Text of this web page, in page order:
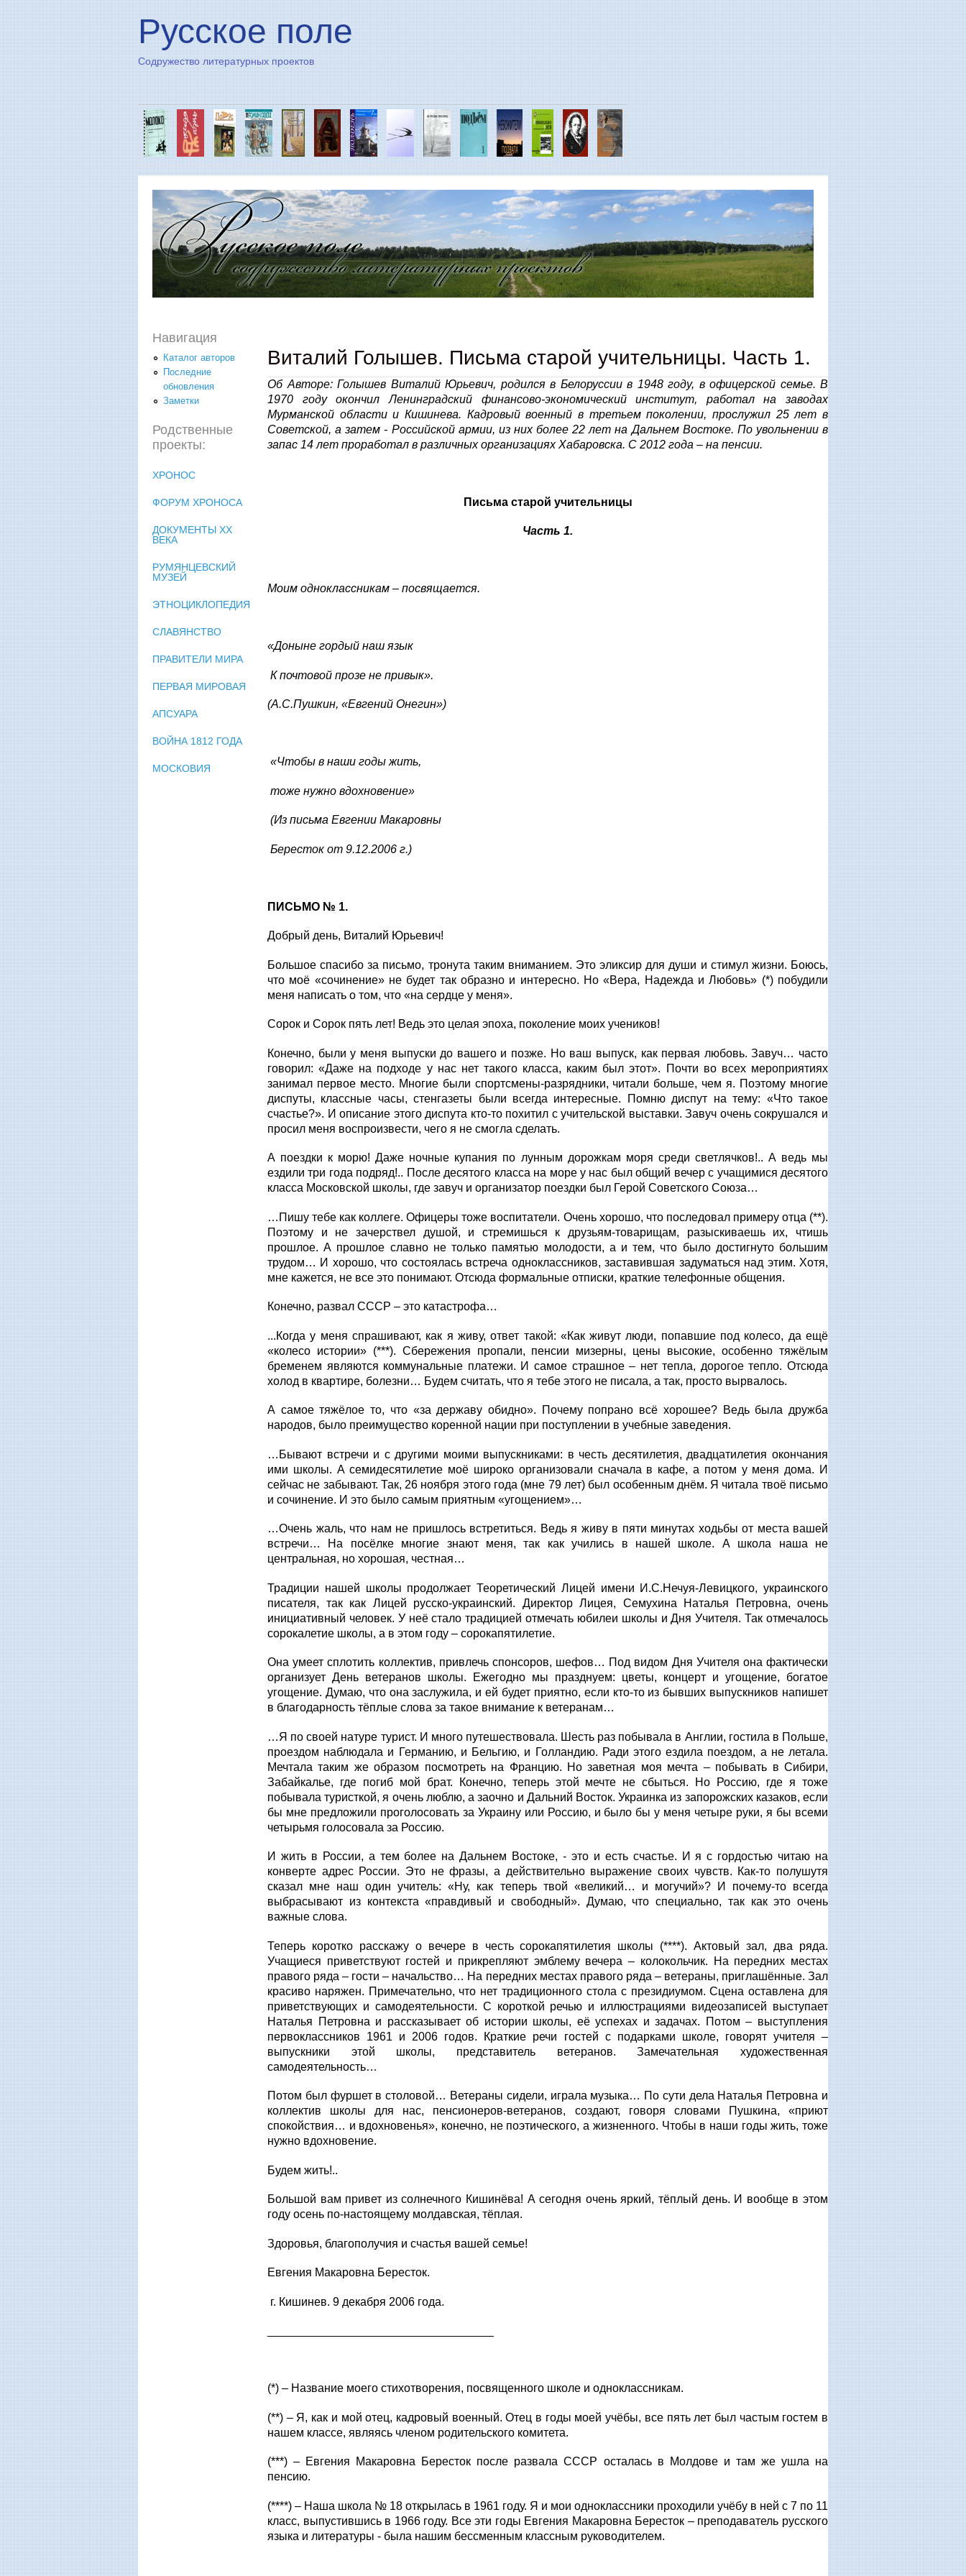
Русское поле
Содружество литературных проектов
Виталий Голышев. Письма старой учительницы. Часть 1.
Об Авторе: Голышев Виталий Юрьевич, родился в Белоруссии в 1948 году, в офицерской семье. В
1970 году окончил Ленинградский финансово-экономический институт, работал на заводах
Мурманской области и Кишинева. Кадровый военный в третьем поколении, прослужил 25 лет в
Советской, а затем - Российской армии, из них более 22 лет на Дальнем Востоке. По увольнении в
запас 14 лет проработал в различных организациях Хабаровска. С 2012 года – на пенсии.
Письма старой учительницы
Часть 1.
Моим одноклассникам – посвящается.
«Доныне гордый наш язык
К почтовой прозе не привык».
(А.С.Пушкин, «Евгений Онегин»)
«Чтобы в наши годы жить,
тоже нужно вдохновение»
(Из письма Евгении Макаровны
Бересток от 9.12.2006 г.)
ПИСЬМО № 1.
Добрый день, Виталий Юрьевич!
Большое спасибо за письмо, тронута таким вниманием. Это эликсир для души и стимул жизни. Боюсь,
что моё «сочинение» не будет так образно и интересно. Но «Вера, Надежда и Любовь» (*) побудили
меня написать о том, что «на сердце у меня».
Сорок и Сорок пять лет! Ведь это целая эпоха, поколение моих учеников!
Конечно, были у меня выпуски до вашего и позже. Но ваш выпуск, как первая любовь. Завуч… часто
говорил: «Даже на подходе у нас нет такого класса, каким был этот». Почти во всех мероприятиях
занимал первое место. Многие были спортсмены-разрядники, читали больше, чем я. Поэтому многие
диспуты, классные часы, стенгазеты были всегда интересные. Помню диспут на тему: «Что такое
счастье?». И описание этого диспута кто-то похитил с учительской выставки. Завуч очень сокрушался и
просил меня воспроизвести, чего я не смогла сделать.
А поездки к морю! Даже ночные купания по лунным дорожкам моря среди светлячков!.. А ведь мы
ездили три года подряд!.. После десятого класса на море у нас был общий вечер с учащимися десятого
класса Московской школы, где завуч и организатор поездки был Герой Советского Союза…
…Пишу тебе как коллеге. Офицеры тоже воспитатели. Очень хорошо, что последовал примеру отца (**).
Поэтому и не зачерствел душой, и стремишься к друзьям-товарищам, разыскиваешь их, чтишь
прошлое. А прошлое славно не только памятью молодости, а и тем, что было достигнуто большим
трудом… И хорошо, что состоялась встреча одноклассников, заставившая задуматься над этим. Хотя,
мне кажется, не все это понимают. Отсюда формальные отписки, краткие телефонные общения.
Конечно, развал СССР – это катастрофа…
...Когда у меня спрашивают, как я живу, ответ такой: «Как живут люди, попавшие под колесо, да ещё
«колесо истории» (***). Сбережения пропали, пенсии мизерны, цены высокие, особенно тяжёлым
бременем являются коммунальные платежи. И самое страшное – нет тепла, дорогое тепло. Отсюда
холод в квартире, болезни… Будем считать, что я тебе этого не писала, а так, просто вырвалось.
А самое тяжёлое то, что «за державу обидно». Почему попрано всё хорошее? Ведь была дружба
народов, было преимущество коренной нации при поступлении в учебные заведения.
…Бывают встречи и с другими моими выпускниками: в честь десятилетия, двадцатилетия окончания
ими школы. А семидесятилетие моё широко организовали сначала в кафе, а потом у меня дома. И
сейчас не забывают. Так, 26 ноября этого года (мне 79 лет) был особенным днём. Я читала твоё письмо
и сочинение. И это было самым приятным «угощением»…
…Очень жаль, что нам не пришлось встретиться. Ведь я живу в пяти минутах ходьбы от места вашей
встречи… На посёлке многие знают меня, так как учились в нашей школе. А школа наша не
центральная, но хорошая, честная…
Традиции нашей школы продолжает Теоретический Лицей имени И.С.Нечуя-Левицкого, украинского
писателя, так как Лицей русско-украинский. Директор Лицея, Семухина Наталья Петровна, очень
инициативный человек. У неё стало традицией отмечать юбилеи школы и Дня Учителя. Так отмечалось
сорокалетие школы, а в этом году – сорокапятилетие.
Она умеет сплотить коллектив, привлечь спонсоров, шефов… Под видом Дня Учителя она фактически
организует День ветеранов школы. Ежегодно мы празднуем: цветы, концерт и угощение, богатое
угощение. Думаю, что она заслужила, и ей будет приятно, если кто-то из бывших выпускников напишет
в благодарность тёплые слова за такое внимание к ветеранам…
…Я по своей натуре турист. И много путешествовала. Шесть раз побывала в Англии, гостила в Польше,
проездом наблюдала и Германию, и Бельгию, и Голландию. Ради этого ездила поездом, а не летала.
Мечтала таким же образом посмотреть на Францию. Но заветная моя мечта – побывать в Сибири,
Забайкалье, где погиб мой брат. Конечно, теперь этой мечте не сбыться. Но Россию, где я тоже
побывала туристкой, я очень люблю, а заочно и Дальний Восток. Украинка из запорожских казаков, если
бы мне предложили проголосовать за Украину или Россию, и было бы у меня четыре руки, я бы всеми
четырьмя голосовала за Россию.
И жить в России, а тем более на Дальнем Востоке, - это и есть счастье. И я с гордостью читаю на
конверте адрес России. Это не фразы, а действительно выражение своих чувств. Как-то полушутя
сказал мне наш один учитель: «Ну, как теперь твой «великий… и могучий»? И почему-то всегда
выбрасывают из контекста «правдивый и свободный». Думаю, что специально, так как это очень
важные слова.
Теперь коротко расскажу о вечере в честь сорокапятилетия школы (****). Актовый зал, два ряда.
Учащиеся приветствуют гостей и прикрепляют эмблему вечера – колокольчик. На передних местах
правого ряда – гости – начальство… На передних местах правого ряда – ветераны, приглашённые. Зал
красиво наряжен. Примечательно, что нет традиционного стола с президиумом. Сцена оставлена для
приветствующих и самодеятельности. С короткой речью и иллюстрациями видеозаписей выступает
Наталья Петровна и рассказывает об истории школы, её успехах и задачах. Потом – выступления
первоклассников 1961 и 2006 годов. Краткие речи гостей с подарками школе, говорят учителя –
выпускники этой школы, представитель ветеранов. Замечательная художественная
самодеятельность…
Потом был фуршет в столовой… Ветераны сидели, играла музыка… По сути дела Наталья Петровна и
коллектив школы для нас, пенсионеров-ветеранов, создают, говоря словами Пушкина, «приют
спокойствия… и вдохновенья», конечно, не поэтического, а жизненного. Чтобы в наши годы жить, тоже
нужно вдохновение.
Будем жить!..
Большой вам привет из солнечного Кишинёва! А сегодня очень яркий, тёплый день. И вообще в этом
году осень по-настоящему молдавская, тёплая.
Здоровья, благополучия и счастья вашей семье!
Евгения Макаровна Бересток.
г. Кишинев. 9 декабря 2006 года.
(*) – Название моего стихотворения, посвященного школе и одноклассникам.
(**) – Я, как и мой отец, кадровый военный. Отец в годы моей учёбы, все пять лет был частым гостем в
нашем классе, являясь членом родительского комитета.
(***) – Евгения Макаровна Бересток после развала СССР осталась в Молдове и там же ушла на
пенсию.
(****) – Наша школа № 18 открылась в 1961 году. Я и мои одноклассники проходили учёбу в ней с 7 по 11
класс, выпустившись в 1966 году. Все эти годы Евгения Макаровна Бересток – преподаватель русского
языка и литературы - была нашим бессменным классным руководителем.
Навигация
Каталог авторов
Последние
обновления
Заметки
Родственные
проекты:
ХРОНОС
ФОРУМ ХРОНОСА
ДОКУМЕНТЫ XX
ВЕКА
РУМЯНЦЕВСКИЙ
МУЗЕЙ
ЭТНОЦИКЛОПЕДИЯ
СЛАВЯНСТВО
ПРАВИТЕЛИ МИРА
ПЕРВАЯ МИРОВАЯ
АПСУАРА
ВОЙНА 1812 ГОДА
МОСКОВИЯ